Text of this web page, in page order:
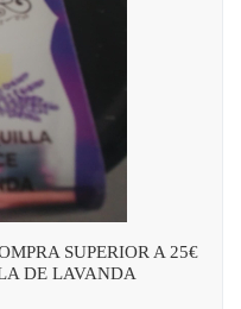
SUPERIOR A 25€
DE LAVANDA